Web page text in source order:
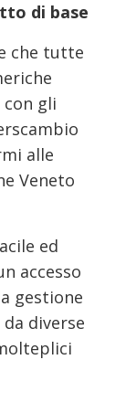
di base
che tutte
gli
alle
Veneto
ed
accesso
gestione
diverse